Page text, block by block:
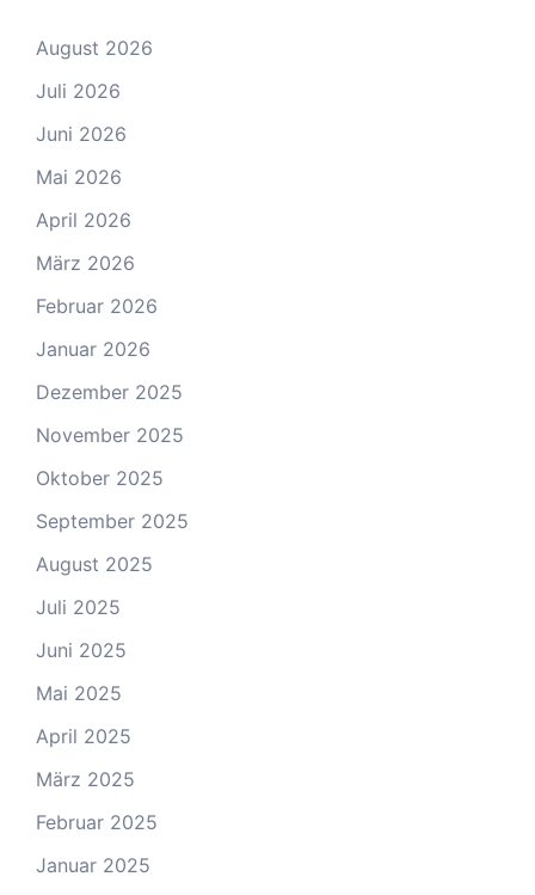
August 2026
Juli 2026
Juni 2026
Mai 2026
April 2026
März 2026
Februar 2026
Januar 2026
Dezember 2025
November 2025
Oktober 2025
September 2025
August 2025
Juli 2025
Juni 2025
Mai 2025
April 2025
März 2025
Februar 2025
Januar 2025